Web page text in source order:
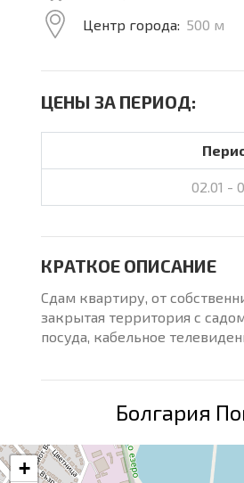
Центр города: 500 м
ЦЕНЫ ЗА ПЕРИОД:
02.01 -
КРАТКОЕ ОПИСАНИЕ
Сдам квартиру, от
закрытая территория с
посуда, кабельное
Болгария
+